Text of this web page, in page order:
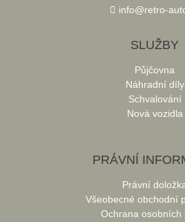
info@retro-
SLUŽBY
Půjčovna
Náhradní díly
Schvalování
Nová vozidla
PRÁVNÍ
Právní
Všeobecné obchodní
Ochrana osobních